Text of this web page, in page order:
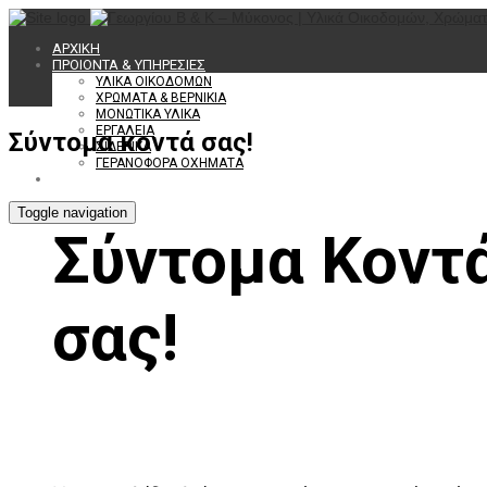
ΑΡΧΙΚΗ
ΠΡΟΙΟΝΤΑ & ΥΠΗΡΕΣΙΕΣ
ΥΛΙΚΑ ΟΙΚΟΔΟΜΩΝ
ΧΡΩΜΑΤΑ & ΒΕΡΝΙΚΙΑ
ΜΟΝΩΤΙΚΑ ΥΛΙΚΑ
ΕΡΓΑΛΕΙΑ
ΣΙΔΕΡΙΚΑ
ΓΕΡΑΝΟΦΟΡΑ ΟΧΗΜΑΤΑ
Toggle navigation
Σύντομα κοντά σας!
Σύντομα
σας!